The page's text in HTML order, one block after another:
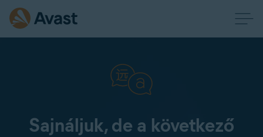
Sajnáljuk, de a következő